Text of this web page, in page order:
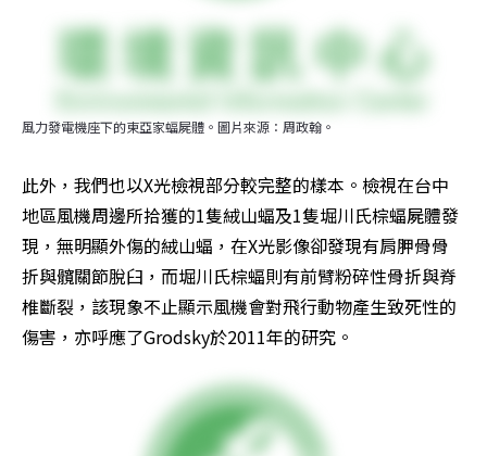
風力發電機座下的東亞家蝠屍體。圖片來源：周政翰。
此外，我們也以X光檢視部分較完整的樣本。檢視在台中
地區風機周邊所拾獲的1隻絨山蝠及1隻堀川氏棕蝠屍體發
現，無明顯外傷的絨山蝠，在X光影像卻發現有肩胛骨骨
折與髖關節脫臼，而堀川氏棕蝠則有前臂粉碎性骨折與脊
椎斷裂，該現象不止顯示風機會對飛行動物產生致死性的
傷害，亦呼應了Grodsky於2011年的研究。